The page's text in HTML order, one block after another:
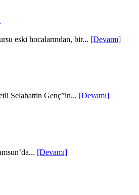
eski hocalarından, bir... [Devamı]
Selahattin Genç”in... [Devamı]
[Devamı]